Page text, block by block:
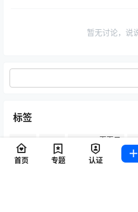
暂无讨论，说
标签
Natsuko夏夏子
yiko湿润兔
yuuhui玉汇 ZinieQ
首页 专题 认证